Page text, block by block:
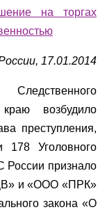
на торгах
17.01.2014
возбудило
преступления,
178 Уголовного
России признало
и «ООО «ПРК»
закона «О